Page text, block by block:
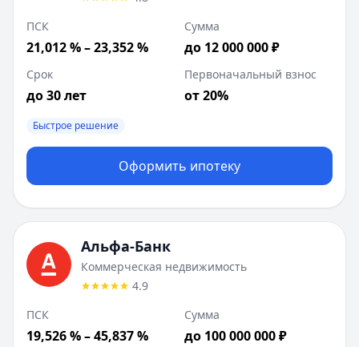
ПСК
21,012 % – 23,352 %
Сумма
до 12 000 000 ₽
Срок
до 30 лет
Первоначальный взнос
от 20%
Быстрое решение
Оформить ипотеку
Альфа-Банк
Коммерческая недвижимость
4.9
ПСК
19,526 % – 45,837 %
Сумма
до 100 000 000 ₽